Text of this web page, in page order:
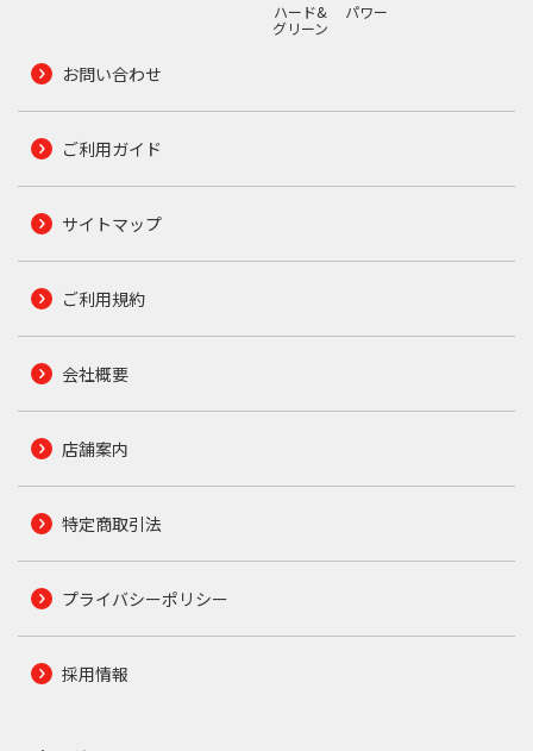
ハード&
グリーン
パワー
お問い合わせ
ご利用ガイド
サイトマップ
ご利用規約
会社概要
店舗案内
特定商取引法
プライバシーポリシー
採用情報